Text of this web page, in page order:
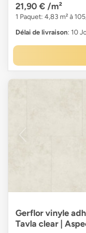
21,90 € /m²
1 Paquet: 4,83 m² à
Délai de livraison: 10
Gerflor vinyle
Tavla clear |